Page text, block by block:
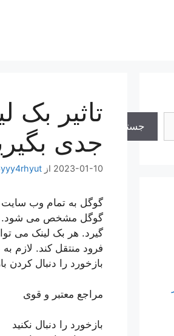
تاثیر بک
جدی
2023-01-10 از
گوگل به تمام وب سایت
گوگل مشخص می شود.
گیرد. هر بک لینک می
فرود منتقل کند. لازم
بازخورد را دنبال کردن
مراجع معتبر و قوی
بازخورد را دنبال نکنید
جستجو